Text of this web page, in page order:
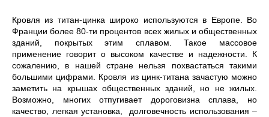
Кровля из титан-цинка широко используются в Европе. Во
Франции более 80-ти процентов всех жилых и общественных
зданий, покрытых этим сплавом. Такое массовое
применение говорит о высоком качестве и надежности. К
сожалению, в нашей стране нельзя похвастаться такими
большими цифрами. Кровля из цинк-титана зачастую можно
заметить на крышах общественных зданий, но не жилых.
Возможно, многих отпугивает дороговизна сплава, но
качество, легкая установка, долговечность использования –